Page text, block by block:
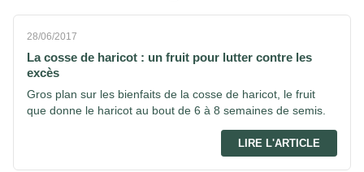
28/06/2017
La cosse de haricot : un fruit pour lutter contre les
excès
Gros plan sur les bienfaits de la cosse de haricot, le fruit
que donne le haricot au bout de 6 à 8 semaines de semis.
LIRE L'ARTICLE